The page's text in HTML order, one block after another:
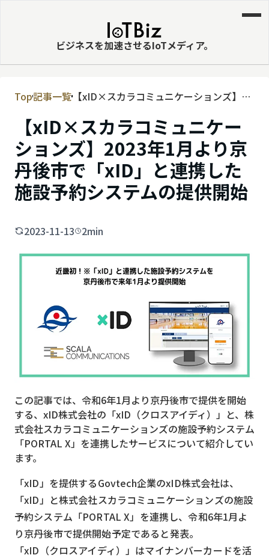
ビジネスを加速させるIoTメディア。
MVNE
エッジ
LPWA
DaaS
IaaS
ビッグデータ
スマート漁業
クラウド
M2M
VPN
スマート〇〇
スマート農業
ドローン
ロボット
スマート物流
Top記事一覧【xID×スカラコミュニケーションズ】
した施設予約システムの提供開始
【xID×スカラコミュニケー
ションズ】2023年1月より京
丹後市で「xID」と連携した
施設予約システムの提供開始
2023-11-13 2min
この記事では、令和6年1月より京丹後市で提供を開始
する、xID株式会社の「xID（クロスアイディ）」と、株
式会社スカラコミュニケーションズの施設予約システム
「PORTAL X」を連携したサービスについて紹介してい
ます。
「xID」を提供するGovtech企業のxID株式会社は、
「xID」と株式会社スカラコミュニケーションズの施設
予約システム「PORTAL X」を連携し、令和6年1月よ
り京丹後市で提供開始予定であると発表。
「xID（クロスアイディ）」はマイナンバーカードを活